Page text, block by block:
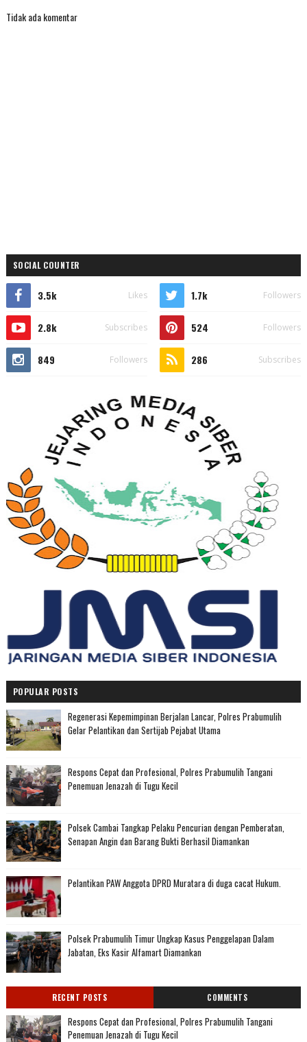
Tidak ada komentar
SOCIAL COUNTER
3.5k Likes 1.7k Followers
2.8k Subscribes 524 Followers
849 Followers 286 Subscribes
POPULAR POSTS
Regenerasi Kepemimpinan Berjalan Lancar, Polres Prabumulih
Gelar Pelantikan dan Sertijab Pejabat Utama
Respons Cepat dan Profesional, Polres Prabumulih Tangani
Penemuan Jenazah di Tugu Kecil
Polsek Cambai Tangkap Pelaku Pencurian dengan Pemberatan,
Senapan Angin dan Barang Bukti Berhasil Diamankan
Pelantikan PAW Anggota DPRD Muratara di duga cacat Hukum.
Polsek Prabumulih Timur Ungkap Kasus Penggelapan Dalam
Jabatan, Eks Kasir Alfamart Diamankan
RECENT POSTS COMMENTS
Respons Cepat dan Profesional, Polres Prabumulih Tangani
Penemuan Jenazah di Tugu Kecil